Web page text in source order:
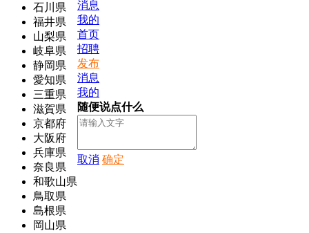
石川県
福井県
山梨県
岐阜県
静岡県
愛知県
三重県
滋賀県
京都府
大阪府
兵庫県
奈良県
和歌山県
鳥取県
島根県
岡山県
消息
我的
首页
招聘
发布
消息
我的
随便说点什么
取消 确定